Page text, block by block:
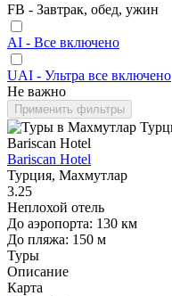
FB - Завтрак, обед, ужин
AI - Все включено
UAI - Ультра все включено
Не важно
Применить фильтры
Bariscan Hotel
Турция, Махмутлар
3.25
Неплохой отель
До аэропорта: 130 км
До пляжа: 150 м
Туры
Описание
Карта